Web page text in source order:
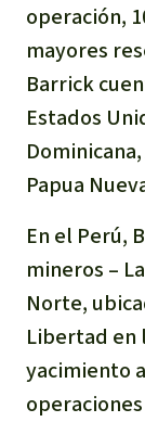
operación,
mayores
Barrick
Estados
Papua
En el Perú,
mineros –
Norte,
Libertad en
yacimiento